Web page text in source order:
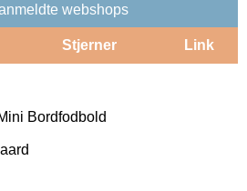
webshops
Stjerner Link
Bordfodbold